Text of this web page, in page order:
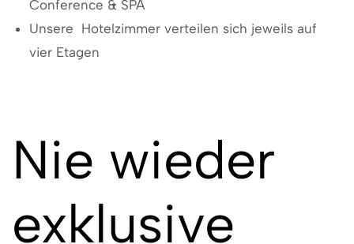
Conference & SPA
Unsere Hotelzimmer verteilen sich jeweils auf
vier Etagen
Nie wieder
exklusive